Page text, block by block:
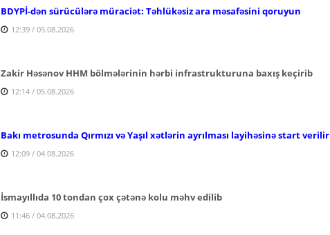
BDYPİ-dən sürücülərə müraciət: Təhlükəsiz ara məsafəsini qoruyun
12:39 / 05.08.2026
Zakir Həsənov HHM bölmələrinin hərbi infrastrukturuna baxış keçirib
12:14 / 05.08.2026
Bakı metrosunda Qırmızı və Yaşıl xətlərin ayrılması layihəsinə start verilir
12:09 / 04.08.2026
İsmayıllıda 10 tondan çox çətənə kolu məhv edilib
11:46 / 04.08.2026